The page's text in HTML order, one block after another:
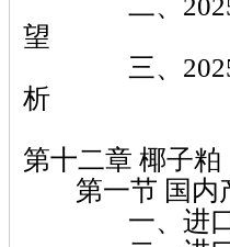
望
三、2025-
析
第十二章 椰子
第一节 国内
一、进口